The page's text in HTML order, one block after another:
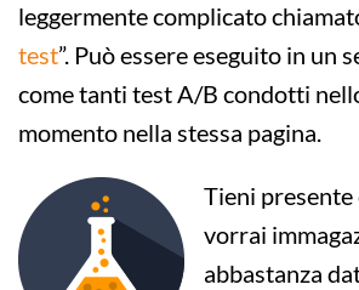
leggermente complicato
test”. Può essere eseguito in un
come tanti test A/B condotti
momento nella stessa pagina.
Tieni
vorrai
abbastanza